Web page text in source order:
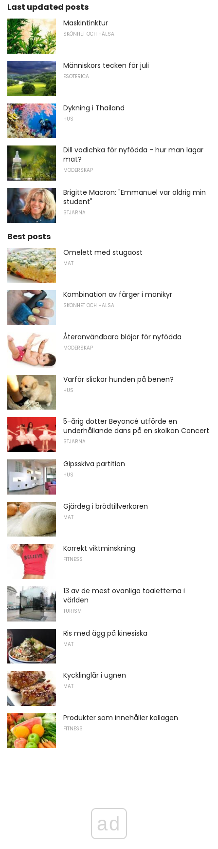
Last updated posts
Maskintinktur
SKÖNHET OCH HÄLSA
Människors tecken för juli
ESOTERICA
Dykning i Thailand
HUS
Dill vodichka för nyfödda - hur man lagar
mat?
MODERSKAP
Brigitte Macron: "Emmanuel var aldrig min
student"
STJÄRNA
Best posts
Omelett med stugaost
MAT
Kombination av färger i manikyr
SKÖNHET OCH HÄLSA
Återanvändbara blöjor för nyfödda
MODERSKAP
Varför slickar hunden på benen?
HUS
5-årig dotter Beyoncé utförde en
underhållande dans på en skolkon Concert
STJÄRNA
Gipsskiva partition
HUS
Gjärdeg i brödtillverkaren
MAT
Korrekt viktminskning
FITNESS
13 av de mest ovanliga toaletterna i
världen
TURISM
Ris med ägg på kinesiska
MAT
Kycklinglår i ugnen
MAT
Produkter som innehåller kollagen
FITNESS
ad